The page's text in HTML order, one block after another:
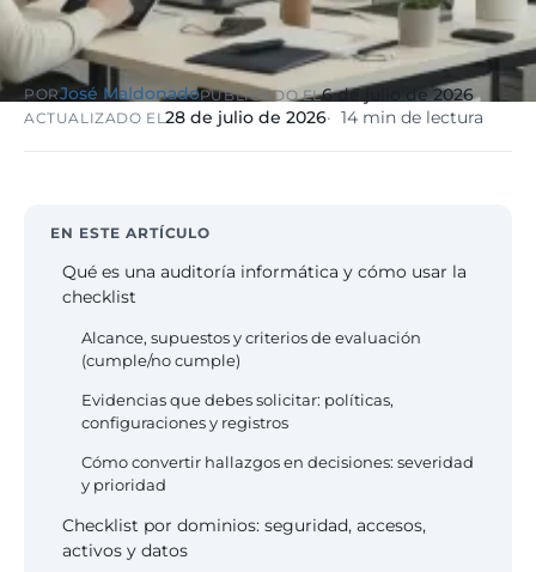
Evolución
Digital
Automatización,
eólico
Sanidad y
clínicas
hospitales
Ayuntamientos,
GxP, AEMPS, ISO
validados
PORJosé MaldonadoPUBLICADO EL6 de julio de 2026
ACTUALIZADO EL28 de julio de 2026 14 min de lectura
EN ESTE ARTÍCULO
Qué es una auditoría informática y cómo usar la
checklist
Alcance, supuestos y criterios de evaluación
(cumple/no cumple)
Evidencias que debes solicitar: políticas,
configuraciones y registros
Cómo convertir hallazgos en decisiones: severidad
y prioridad
Checklist por dominios: seguridad, accesos,
activos y datos